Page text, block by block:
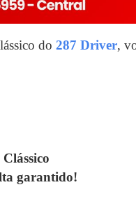
do 287 Driver,
garantido!